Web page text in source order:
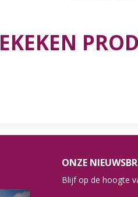
ONZE
Blijf op de hoogte